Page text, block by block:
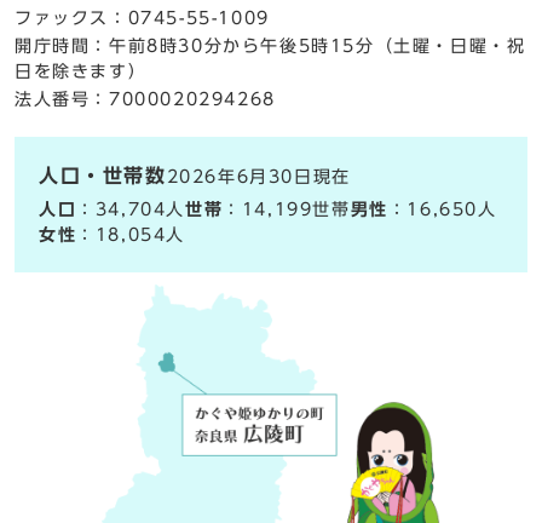
ファックス：0745-55-1009
開庁時間：午前8時30分から午後5時15分（土曜・日曜・祝
日を除きます）
法人番号：7000020294268
人口・世帯数 2026年6月30日現在
人口
：34,704人世帯 ：14,199世帯男性 ：16,650人
女性 ：18,054人